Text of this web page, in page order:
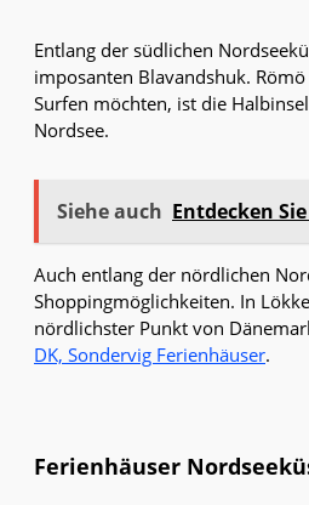
Entlang der südlichen
imposanten Blavandshuk.
Surfen möchten, ist die
Nordsee.
Siehe auch Entdecken
Auch entlang der nördlichen
Shoppingmöglichkeiten. In
nördlichster Punkt von
DK, Sondervig Ferienhäuser.
Ferienhäuser